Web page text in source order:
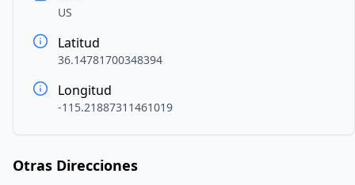
US
Latitud
36.14781700348394
Longitud
-115.21887311461019
Otras Direcciones